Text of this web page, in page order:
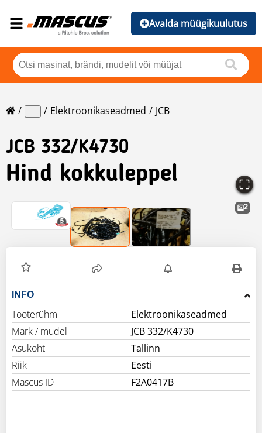
Avalda müügikuulutus
... Elektroonikaseadmed JCB
JCB 332/K4730
Hind kokkuleppel
2
INFO
Tooterühm
Elektroonikaseadmed
Mark / mudel
JCB 332/K4730
Asukoht
Tallinn
Riik
Eesti
Mascus ID
F2A0417B